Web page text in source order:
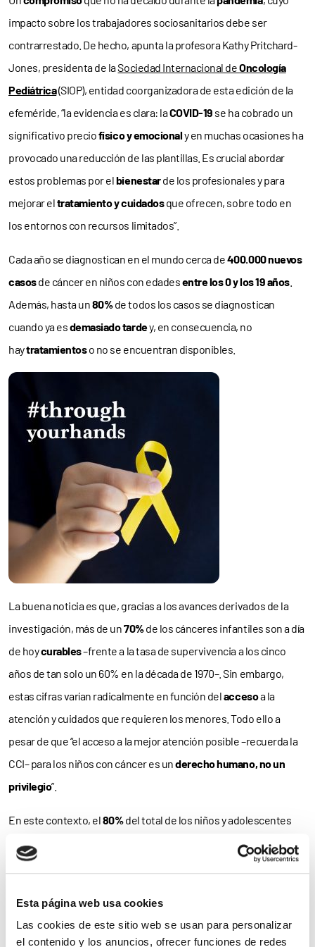
Esta página web usa cookies
Las cookies de este sitio web se usan para personalizar
el contenido y los anuncios, ofrecer funciones de redes
impacto sobre los trabajadores sociosanitarios debe ser
contrarrestado. De hecho, apunta la profesora Kathy Pritchard-
Jones, presidenta de laSociedad Internacional deOncología
Pediátrica(SIOP), entidad coorganizadora de esta edición de la
efeméride, “la evidencia es clara: laCOVID-19 se ha cobrado un
significativo preciofísico y emocionaly en muchas ocasiones ha
provocado una reducción de las plantillas. Es crucial abordar
estos problemas por elbienestarde los profesionales y para
mejorar eltratamiento y cuidadosque ofrecen, sobre todo en
los entornos con recursos limitados”.
Cada año se diagnostican en el mundo cerca de400.000 nuevos
casosde cáncer en niños con edadesentre los 0 y los 19 años.
Además, hasta un80%de todos los casos se diagnostican
cuando ya esdemasiado tardey, en consecuencia, no
haytratamientoso no se encuentran disponibles.
La buena noticia es que, gracias a los avances derivados de la
investigación, más de un70%de los cánceres infantiles son a día
de hoycurables–frente a la tasa de supervivencia a los cinco
años de tan solo un 60% en la década de 1970–. Sin embargo,
estas cifras varían radicalmente en función delaccesoa la
atención y cuidados que requieren los menores. Todo ello a
pesar de que “el acceso a la mejor atención posible –recuerda la
CCI– para los niños con cáncer es underecho humano, no un
privilegio”.
En este contexto, el80%del total de los niños y adolescentes
con cáncer reside en países de
ingresos bajos y medianos , en los
que la falta de recursos provoca que la tasa de
supervivenciasea
En contraposición, el 20% de los casos de cáncer en menores se
localizan en los países coningresoselevados, en los que la